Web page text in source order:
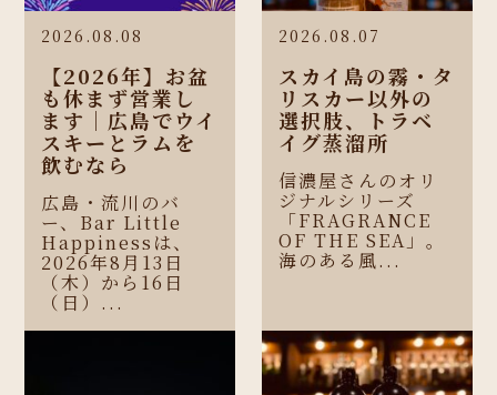
2026.08.08
【2026年】お盆
も休まず営業し
ます｜広島でウイ
スキーとラムを
飲むなら
広島・流川のバ
ー、Bar Little
Happinessは、
2026年8月13日
（木）から16日
（日）...
2026.08.07
スカイ島の霧・タ
リスカー以外の
選択肢、トラベ
イグ蒸溜所
信濃屋さんのオリ
ジナルシリーズ
「FRAGRANCE
OF THE SEA」。
海のある風...